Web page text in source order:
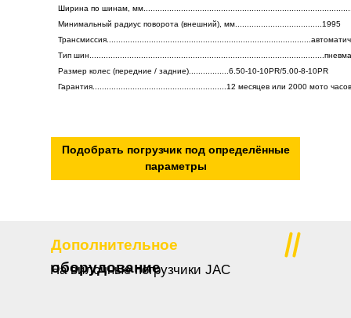
Ширина по шинам,
Минимальный радиус поворота (внешний), мм.....................................1995
Тип
Размер колес (передние / задние).................6.50-10-10PR/5.00-8-10PR
Гарантия.........................................................12 месяцев или 2000 мото часов
Подобрать погрузчик под определённые
параметры
Дополнительное
оборудование
На вилочные погрузчики JAC